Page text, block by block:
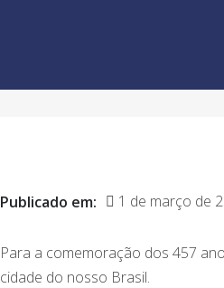
Publicado em: 1 de março de
Para a comemoração dos 457
cidade do nosso Brasil.